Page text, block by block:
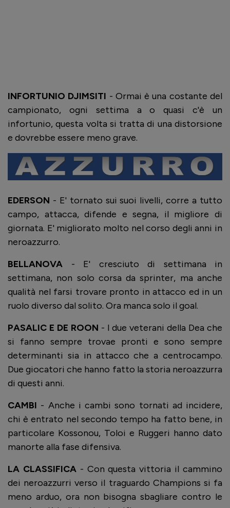
INFORTUNIO DJIMSITI - Ormai è una costante del
campionato, ogni settima a o quasi c'è un
infortunio, questa volta si tratta di una distorsione
e dovrebbe essere meno grave.
EDERSON - E' tornato sui suoi livelli, corre a tutto
campo, attacca, difende e segna, il migliore di
giornata. E' migliorato molto nel corso degli anni in
neroazzurro.
BELLANOVA - E' cresciuto di settimana in
settimana, non solo corsa da sprinter, ma anche
qualità nel farsi trovare pronto in attacco ed in un
ruolo diverso dal solito. Ora manca solo il goal.
PASALIC E DE ROON - I due veterani della Dea che
si fanno sempre trovae pronti e sono sempre
determinanti sia in attacco che a centrocampo.
Due giocatori che hanno fatto la storia neroazzurra
di questi anni.
CAMBI - Anche i cambi sono tornati ad incidere,
chi è entrato nel secondo tempo ha fatto bene, in
particolare Kossonou, Toloi e Ruggeri hanno dato
manorte alla fase difensiva.
LA CLASSIFICA- Con questa vittoria il cammino
dei neroazzurri verso il traguardo Champions si fa
meno arduo, ora non bisogna sbagliare contro le